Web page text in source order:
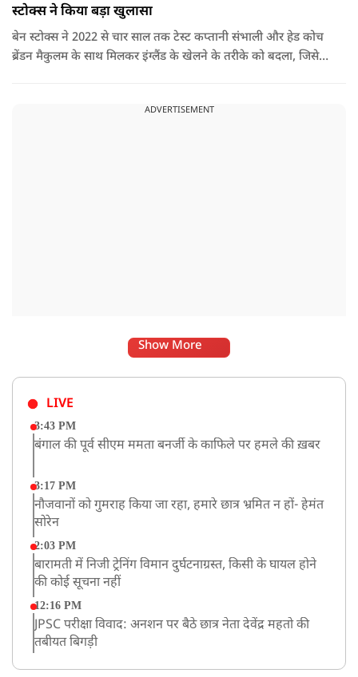
स्टोक्स ने किया बड़ा खुलासा
बेन स्टोक्स ने 2022 से चार साल तक टेस्ट कप्तानी संभाली और हेड कोच
ब्रेंडन मैकुलम के साथ मिलकर इंग्लैंड के खेलने के तरीके को बदला, जिसे
ADVERTISEMENT
Show More
LIVE
3:43 PM
बंगाल की पूर्व सीएम ममता बनर्जी के काफिले पर हमले की ख़बर
3:17 PM
नौजवानों को गुमराह किया जा रहा, हमारे छात्र भ्रमित न हों- हेमंत
सोरेन
2:03 PM
बारामती में निजी ट्रेनिंग विमान दुर्घटनाग्रस्त, किसी के घायल होने
की कोई सूचना नहीं
12:16 PM
JPSC परीक्षा विवाद: अनशन पर बैठे छात्र नेता देवेंद्र महतो की
तबीयत बिगड़ी